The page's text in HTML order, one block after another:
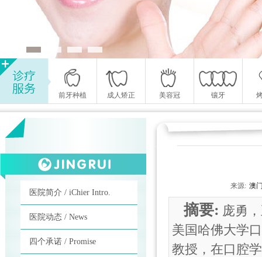
前牙种植 成人矫正 美容冠 镶牙
医院简介 / iChier Intro.
医院动态 / News
四个承诺 / Promise
来源: 澳
摘要: 庞勇
美国哈佛大学
教授，在口腔